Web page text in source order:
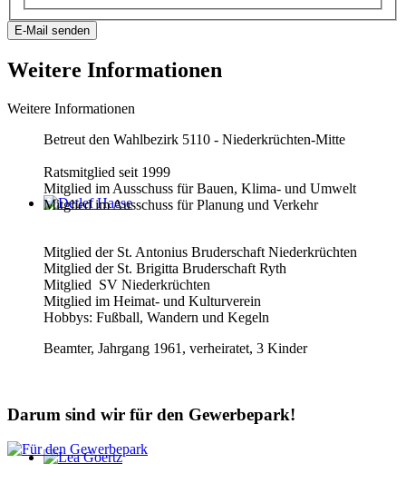
E-Mail senden
Weitere Informationen
Weitere Informationen
Betreut den Wahlbezirk 5110 - Niederkrüchten-Mitte
Ratsmitglied seit 1999
Mitglied im Ausschuss für Bauen, Klima- und Umwelt
Mitglied im Ausschuss für Planung und Verkehr
Mitglied der St. Antonius Bruderschaft Niederkrüchten
Mitglied der St. Brigitta Bruderschaft Ryth
Mitglied SV Niederkrüchten
Mitglied im Heimat- und Kulturverein
Hobbys: Fußball, Wandern und Kegeln
Beamter, Jahrgang 1961, verheiratet, 3 Kinder
Darum sind wir für den Gewerbepark!